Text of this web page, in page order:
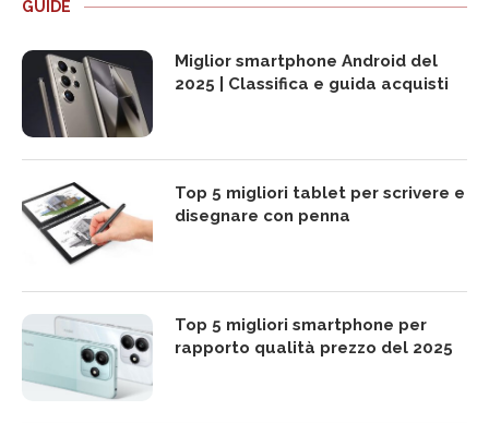
GUIDE
Miglior smartphone Android del
2025 | Classifica e guida acquisti
Top 5 migliori tablet per scrivere e
disegnare con penna
Top 5 migliori smartphone per
rapporto qualità prezzo del 2025